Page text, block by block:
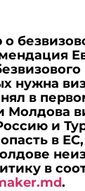
о
нужна
в
Молдова
и
в
в
.